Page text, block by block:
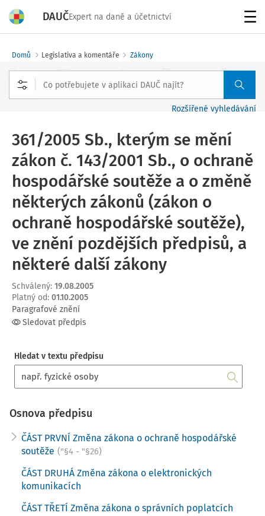
DAUČExpert na daně a účetnictví
Domů Legislativa a komentáře Zákony
Rozšířené vyhledávání
361/2005 Sb., kterým se mění
zákon č. 143/2001 Sb., o ochraně
hospodářské soutěže a o změně
některých zákonů (zákon o
ochraně hospodářské soutěže),
ve znění pozdějších předpisů, a
některé další zákony
Schválený: 19.08.2005
Platný od: 01.10.2005
Paragrafové znění
Sledovat předpis
Hledat v textu předpisu
Osnova předpisu
ČÁST PRVNÍ Změna zákona o ochraně hospodářské
soutěže ("§4 - "§26)
ČÁST DRUHÁ Změna zákona o elektronických
komunikacích
ČÁST TŘETÍ Změna zákona o správních poplatcích